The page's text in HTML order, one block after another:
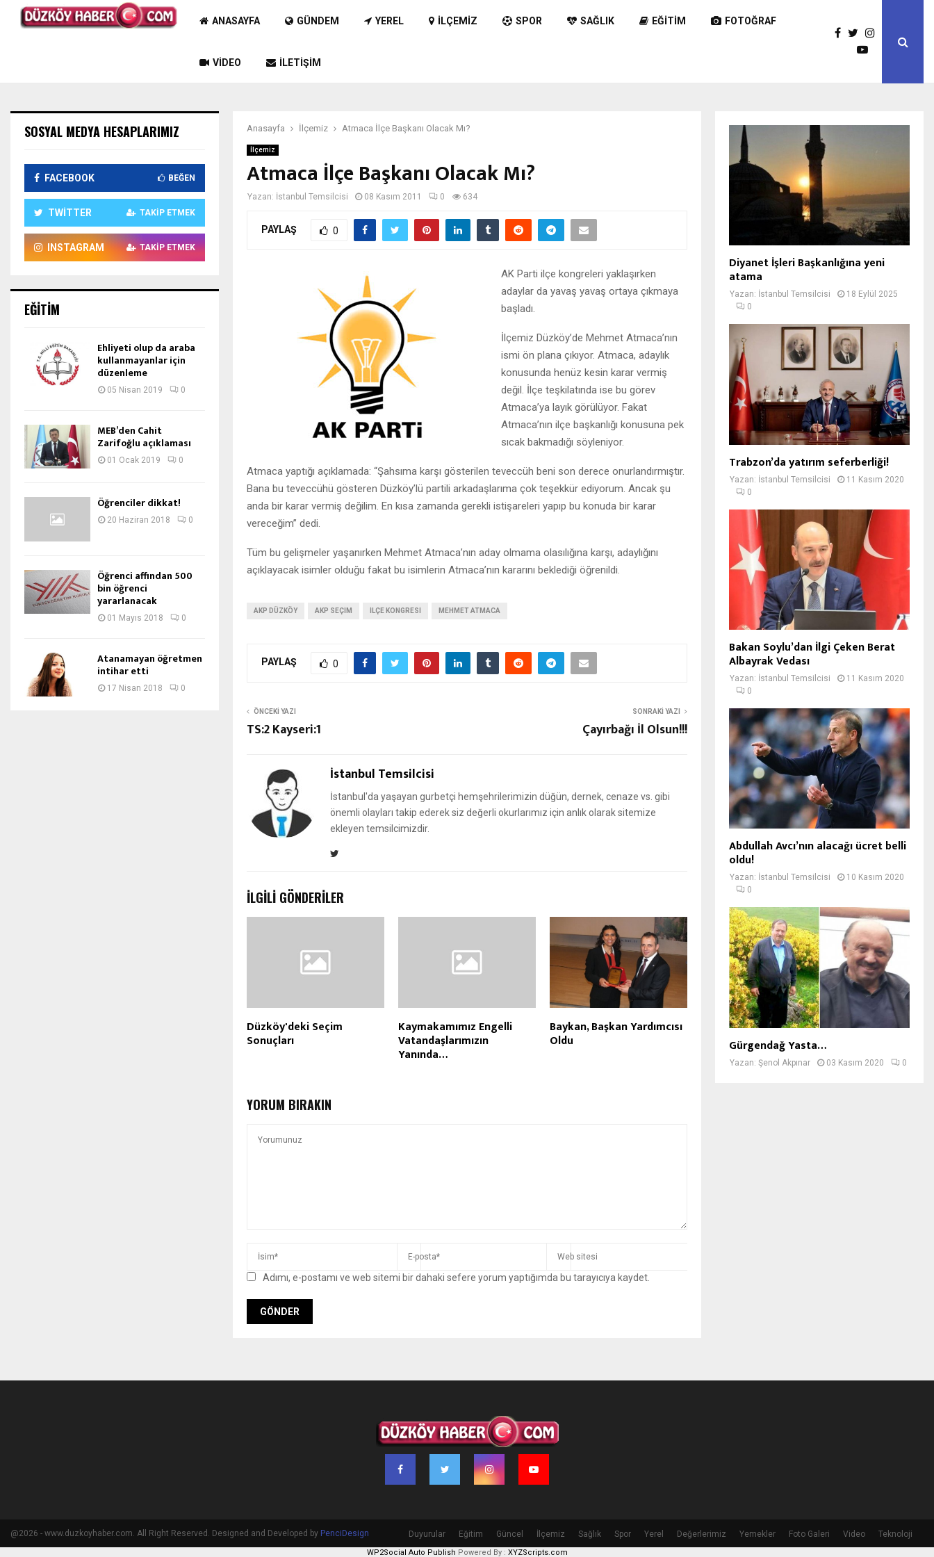
ANASAYFA GÜNDEM YEREL İLÇEMIZ SPOR SAĞLIK EĞITIM FOTOĞRAF
VIDEO İLETIŞIM
Anasayfa İlçemiz Atmaca İlçe Başkanı Olacak Mı?
İlçemiz
Atmaca İlçe Başkanı Olacak Mı?
Yazan: İstanbul Temsilcisi 08 Kasım 2011 0 634
PAYLAŞ 0
AK Parti ilçe kongreleri yaklaşırken
adaylar da yavaş yavaş ortaya çıkmaya
başladı.
İlçemiz Düzköy’de Mehmet Atmaca’nın
ismi ön plana çıkıyor. Atmaca, adaylık
konusunda henüz kesin karar vermiş
değil. İlçe teşkilatında ise bu görev
Atmaca’ya layık görülüyor. Fakat
Atmaca’nın ilçe başkanlığı konusuna pek
sıcak bakmadığı söyleniyor.
Atmaca yaptığı açıklamada: “Şahsıma karşı gösterilen teveccüh beni son derece onurlandırmıştır.
Bana bu teveccühü gösteren Düzköy’lü partili arkadaşlarıma çok teşekkür ediyorum. Ancak şu
anda bir karar vermiş değilim. En kısa zamanda gerekli istişareleri yapıp bu konuda bir karar
vereceğim” dedi.
Tüm bu gelişmeler yaşanırken Mehmet Atmaca’nın aday olmama olasılığına karşı, adaylığını
açıklayacak isimler olduğu fakat bu isimlerin Atmaca’nın kararını beklediği öğrenildi.
AKP DÜZKÖY AKP SEÇIM ILÇE KONGRESI MEHMET ATMACA
PAYLAŞ 0
ÖNCEKI YAZI
TS:2 Kayseri:1
SONRAKI YAZI
Çayırbağı İl Olsun!!!
İstanbul Temsilcisi
İstanbul'da yaşayan gurbetçi hemşehrilerimizin düğün, dernek, cenaze vs. gibi
önemli olayları takip ederek siz değerli okurlarımız için anlık olarak sitemize
ekleyen temsilcimizdir.
İLGILI GÖNDERILER
Düzköy'deki Seçim
Sonuçları
Kaymakamımız Engelli
Vatandaşlarımızın
Yanında…
Baykan, Başkan Yardımcısı
Oldu
YORUM BIRAKIN
Adımı, e-postamı ve web sitemi bir dahaki sefere yorum yaptığımda bu tarayıcıya kaydet.
SOSYAL MEDYA HESAPLARIMIZ
FACEBOOK BEĞEN
TWITTER TAKIP ETMEK
INSTAGRAM TAKIP ETMEK
EĞITIM
Ehliyeti olup da araba
kullanmayanlar için
düzenleme
05 Nisan 2019 0
MEB’den Cahit
Zarifoğlu açıklaması
01 Ocak 2019 0
Öğrenciler dikkat!
20 Haziran 2018 0
Öğrenci affından 500
bin öğrenci
yararlanacak
01 Mayıs 2018 0
Atanamayan öğretmen
intihar etti
17 Nisan 2018 0
Diyanet İşleri Başkanlığına yeni
atama
Yazan: İstanbul Temsilcisi
18 Eylül 2025
0
Trabzon’da yatırım seferberliği!
Yazan: İstanbul Temsilcisi
11 Kasım 2020
0
Bakan Soylu’dan İlgi Çeken Berat
Albayrak Vedası
Yazan: İstanbul Temsilcisi
11 Kasım 2020
0
Abdullah Avcı’nın alacağı ücret belli
oldu!
Yazan: İstanbul Temsilcisi
10 Kasım 2020
0
Gürgendağ Yasta…
Yazan: Şenol Akpınar 03 Kasım 2020 0
@2026 - www.duzkoyhaber.com. All Right Reserved. Designed and Developed by PenciDesign Duyurular Eğitim Güncel İlçemiz Sağlık Spor Yerel Değerlerimiz Yemekler Foto Galeri Video Teknoloji
WP2Social Auto Publish Powered By : XYZScripts.com